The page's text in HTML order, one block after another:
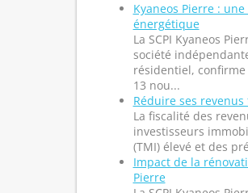
Kyaneos Pierre :
énergétique
La SCPI Kyaneos
société
résidentiel,
13 nou...
Réduire ses
La fiscalité des
investisseurs
(TMI) élevé et des
Impact de la
Pierre